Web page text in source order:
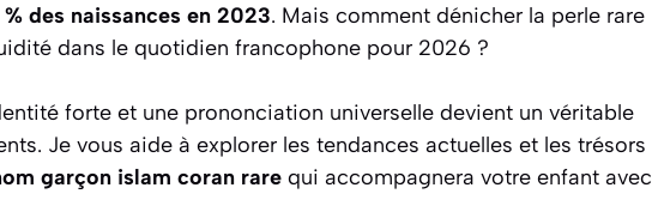
des naissances en 2023. Mais comment dénicher la perle rare
dans le quotidien francophone pour 2026 ?
forte et une prononciation universelle devient un véritable
Je vous aide à explorer les tendances actuelles et les trésors
garçon islam coran rare qui accompagnera votre enfant avec